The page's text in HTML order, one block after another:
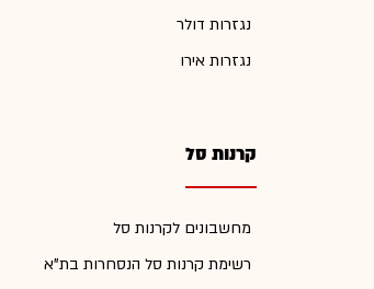
נגזרות דולר
נגזרות אירו
קרנות סל
מחשבונים לקרנות סל
רשימת קרנות סל הנסחרות בת"א